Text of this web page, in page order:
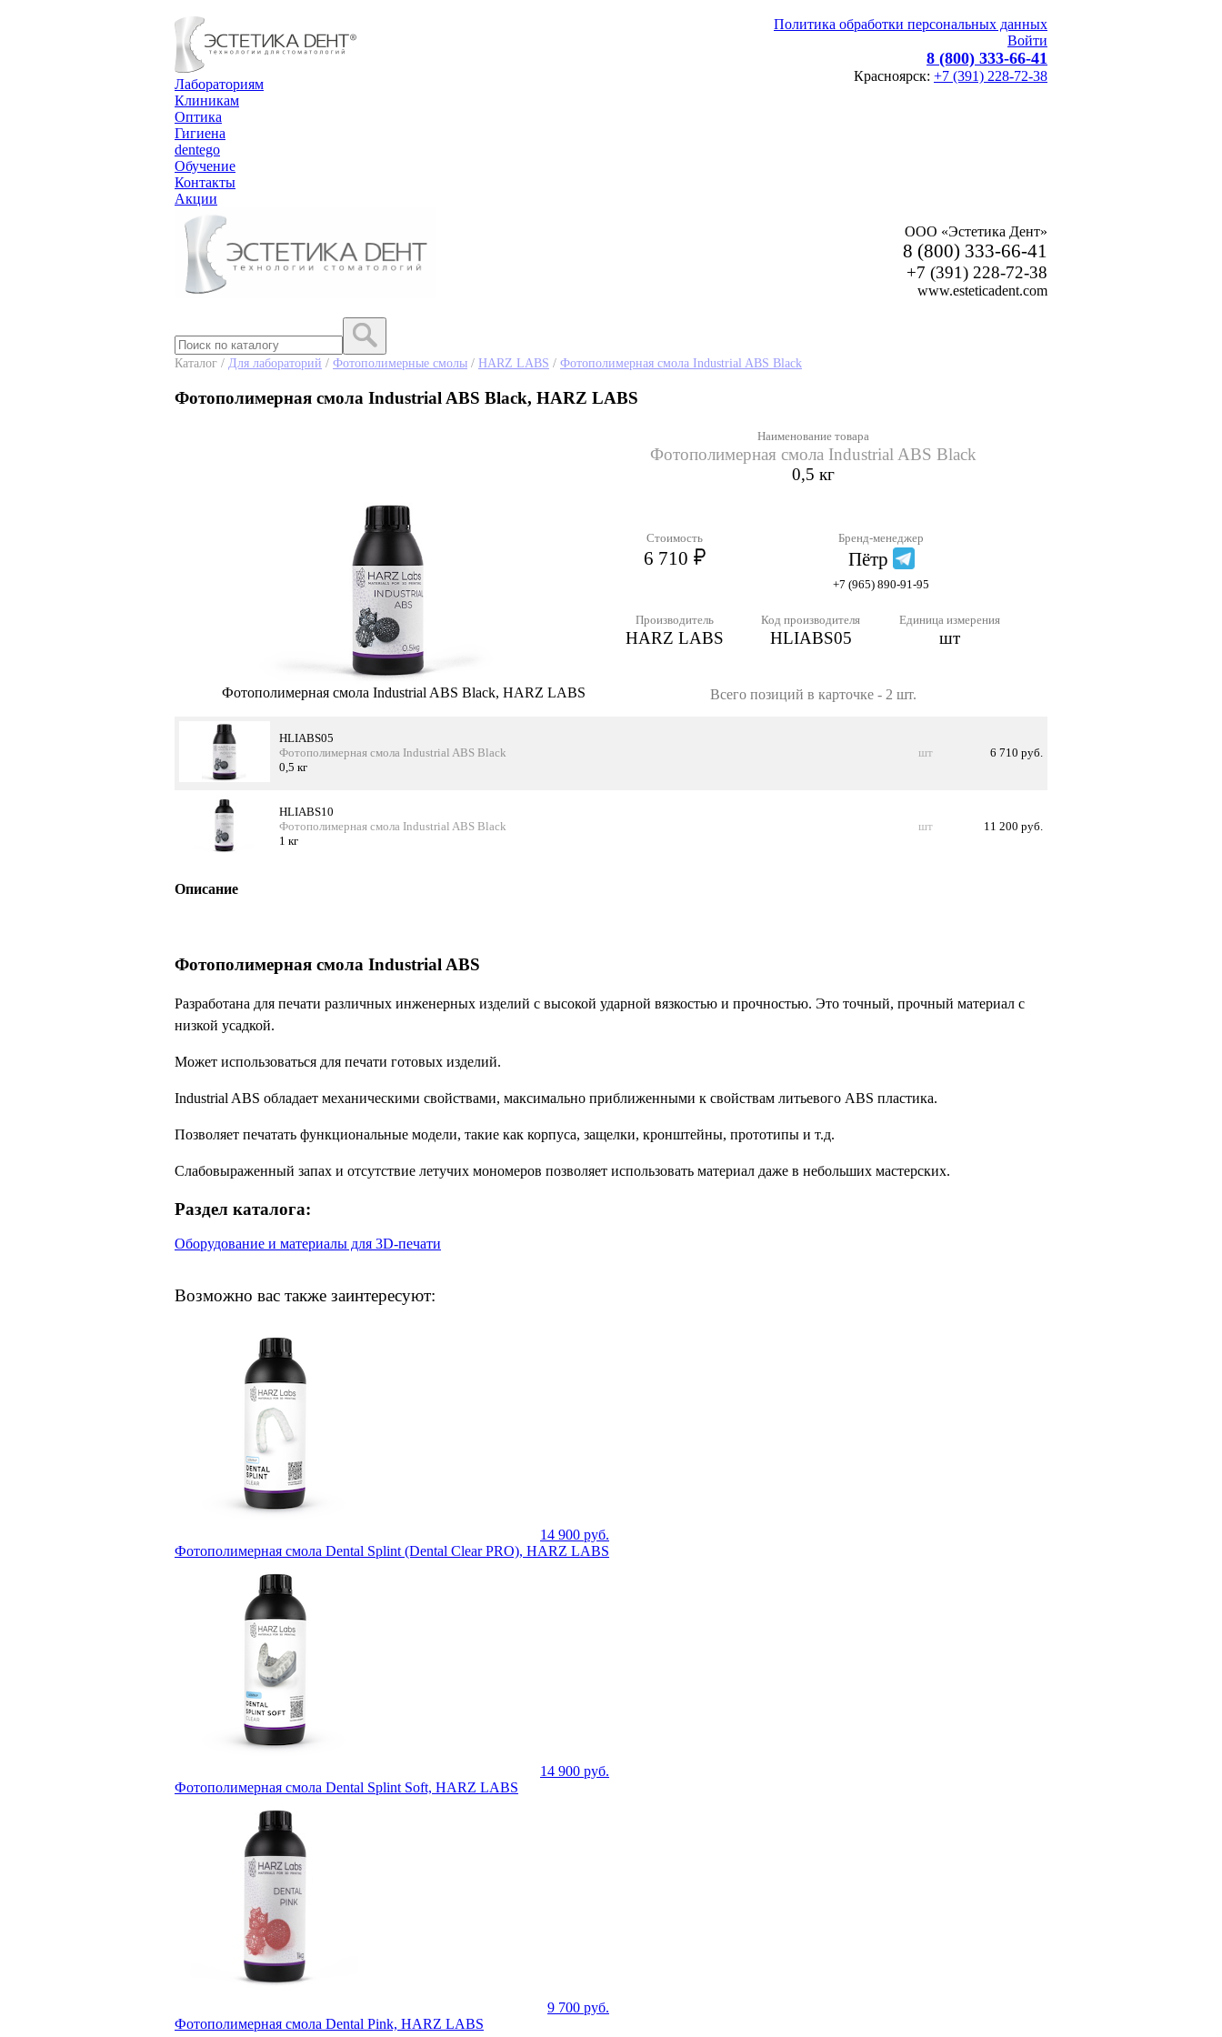
Политика обработки персональных данных
Войти
8 (800) 333-66-41
Красноярск: +7 (391) 228-72-38
Лабораториям
Клиникам
Оптика
Гигиена
dentego
Обучение
Контакты
Акции
ООО «Эстетика Дент»
8 (800) 333-66-41
+7 (391) 228-72-38
www.esteticadent.com
Каталог / Для лабораторий / Фотополимерные смолы / HARZ LABS / Фотополимерная смола Industrial ABS Black
Фотополимерная смола Industrial ABS Black, HARZ LABS
Фотополимерная смола Industrial ABS Black, HARZ LABS
Наименование товара
Фотополимерная смола Industrial ABS Black
0,5 кг
Стоимость
6 710
Бренд-менеджер
Пётр
+7 (965) 890-91-95
Производитель
HARZ LABS
Код производителя
HLIABS05
Единица измерения
шт
Всего позиций в карточке - 2 шт.
HLIABS05
Фотополимерная смола Industrial ABS Black
0,5 кг
шт 6 710 руб.
HLIABS10
Фотополимерная смола Industrial ABS Black
1 кг
шт 11 200 руб.
Описание
Фотополимерная смола Industrial ABS
Разработана для печати различных инженерных изделий с высокой ударной вязкостью и прочностью. Это точный, прочный материал с
низкой усадкой.
Может использоваться для печати готовых изделий.
Industrial ABS обладает механическими свойствами, максимально приближенными к свойствам литьевого ABS пластика.
Позволяет печатать функциональные модели, такие как корпуса, защелки, кронштейны, прототипы и т.д.
Слабовыраженный запах и отсутствие летучих мономеров позволяет использовать материал даже в небольших мастерских.
Раздел каталога:
Оборудование и материалы для 3D-печати
Возможно вас также заинтересуют:
14 900 руб.
Фотополимерная смола Dental Splint (Dental Clear PRO), HARZ LABS
14 900 руб.
Фотополимерная смола Dental Splint Soft, HARZ LABS
9 700 руб.
Фотополимерная смола Dental Pink, HARZ LABS